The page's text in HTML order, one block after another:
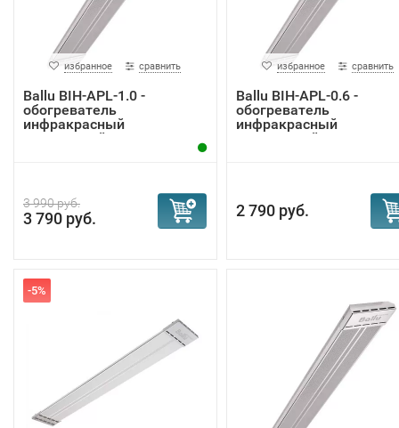
избранное сравнить
Ballu BIH-APL-1.0 -
обогреватель
инфракрасный
потолочный
3 990 руб.
3 790 руб.
избранное сравнить
Ballu BIH-APL-0.6 -
обогреватель
инфракрасный
потолочный
2 790 руб.
-5%